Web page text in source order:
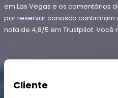
em Las Vegas e os comentários
por reservar conosco confirmam
nota de 4,8/5 em Trustpilot. Você
Cliente